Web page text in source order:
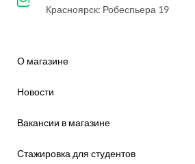
Красноярск: Робеспьера 19
О магазине
Новости
Вакансии в магазине
Стажировка для студентов